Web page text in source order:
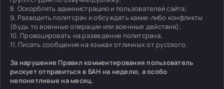
8. Оскорблять администрацию и пользователей сайта;
9. Разводить политсрач и обсуждать какие-либо конфликты
(будь то военные операции или военные действия);
10. Провоцировать на разведение политсрача;
11. Писать сообщения на языках отличных от русского.
За нарушение Правил комментирования пользователь
рискует отправиться в БАН на неделю, а особо
непонятливые на месяц.